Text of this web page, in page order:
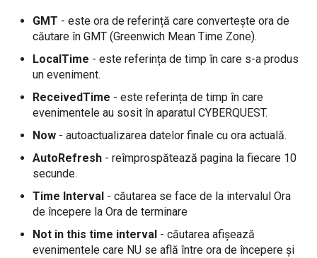
GMT - este ora de referință care convertește ora de
căutare în GMT (Greenwich Mean Time Zone).
LocalTime - este referința de timp în care s-a produs
un eveniment.
ReceivedTime - este referința de timp în care
evenimentele au sosit în aparatul CYBERQUEST.
Now - autoactualizarea datelor finale cu ora actuală.
AutoRefresh - reîmprospătează pagina la fiecare 10
secunde.
Time Interval - căutarea se face de la intervalul Ora
de începere la Ora de terminare
Not in this time interval - căutarea afișează
evenimentele care NU se află între ora de începere și